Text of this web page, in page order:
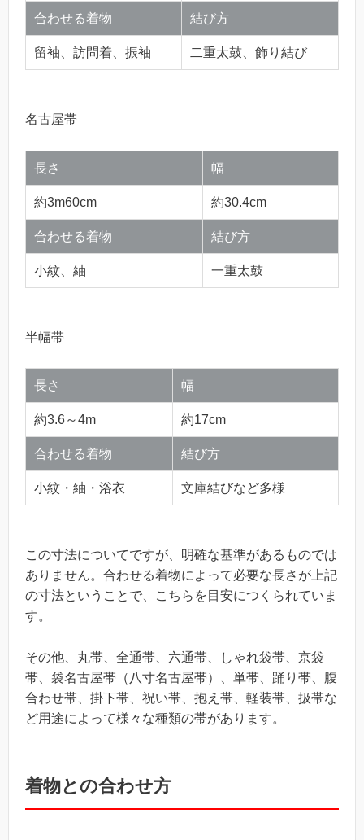
合わせる着物 結び方
留袖、訪問着、振袖 二重太鼓、飾り結び
名古屋帯
長さ 幅
約3m60cm 約30.4cm
合わせる着物 結び方
小紋、紬 一重太鼓
半幅帯
長さ 幅
約3.6～4m 約17cm
合わせる着物 結び方
小紋・紬・浴衣 文庫結びなど多様
この寸法についてですが、明確な基準があるものでは
ありません。合わせる着物によって必要な長さが上記
の寸法ということで、こちらを目安につくられていま
す。
その他、丸帯、全通帯、六通帯、しゃれ袋帯、京袋
帯、袋名古屋帯（八寸名古屋帯）、単帯、踊り帯、腹
合わせ帯、掛下帯、祝い帯、抱え帯、軽装帯、扱帯な
ど用途によって様々な種類の帯があります。
着物との合わせ方